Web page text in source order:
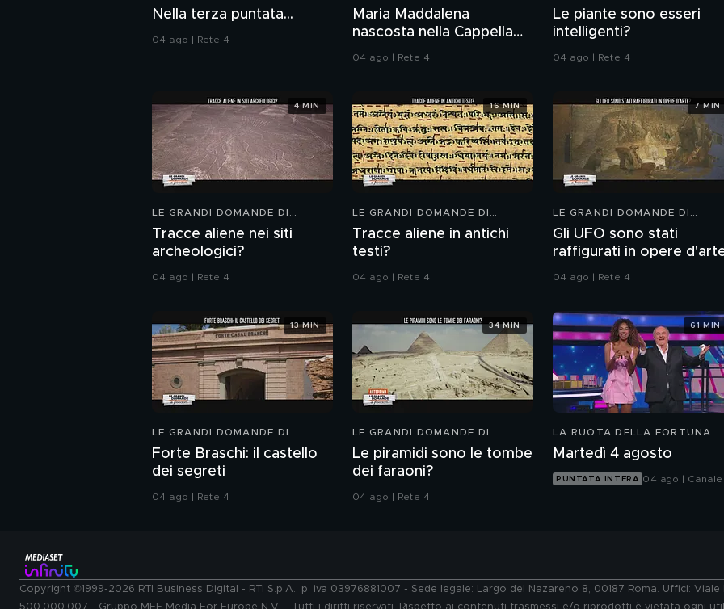
Nella terza puntata...
04 ago | Rete 4
Maria Maddalena
nascosta nella Cappella
Sistina?
04 ago | Rete 4
Le piante sono esseri
intelligenti?
04 ago | Rete 4
LE GRANDI DOMANDE DI
Tracce aliene nei siti
archeologici?
04 ago | Rete 4
4 MIN
LE GRANDI DOMANDE DI
Tracce aliene in antichi
testi?
04 ago | Rete 4
16 MIN
LE GRANDI DOMANDE DI
Gli UFO sono stati
raffigurati in opere
04 ago | Rete 4
7 MIN
LE GRANDI DOMANDE DI
Forte Braschi: il castello
dei segreti
04 ago | Rete 4
13 MIN
LE GRANDI DOMANDE DI
Le piramidi sono le tombe
dei faraoni?
04 ago | Rete 4
34 MIN
LA RUOTA DELLA FORTUNA
Martedì 4 agosto
PUNTATA INTERA 04 ago | Canale
61 MIN
Copyright ©1999-2026 RTI Business Digital - RTI S.p.A.: p. iva 03976881007 - Sede legale: Largo del Nazareno 8, 00187 Roma. Uffici: